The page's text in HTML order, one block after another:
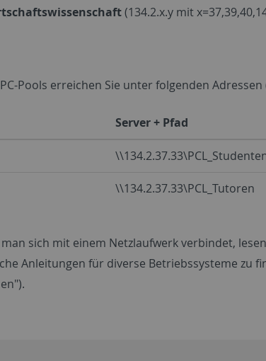
(134.2.x.y mit
Pools erreichen Sie unter folgenden Adressen
Server + Pfad
\\134.2.37.33\PCL_Tutoren
sich mit einem Netzlaufwerk verbindet,
Anleitungen für diverse Betriebssysteme zu